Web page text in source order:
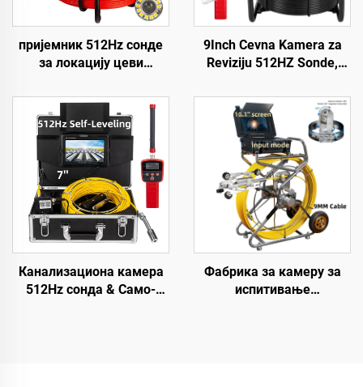
пријемник 512Hz сонде
за локацију цеви
дренажна
канализациона цев са SD
картицом 16GB & WIFI
9Inch Cevna Kamera za
Reviziju 512HZ Sonde,
Automatskim
Niveliranjem, 23 mm Glava
za Reviziju Cevi sa
Lokatorom
Канализациона камера
512Hz сонда & Само-
Фабрика за камеру за
испитивање